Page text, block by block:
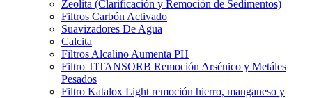
Zeolita (Clarificación y Remoción de Sedimentos)
Filtros Carbón Activado
Suavizadores De Agua
Calcita
Filtros Alcalino Aumenta PH
Filtro TITANSORB Remoción Arsénico y Metáles
Pesados
Filtro Katalox Light remoción hierro, manganeso y